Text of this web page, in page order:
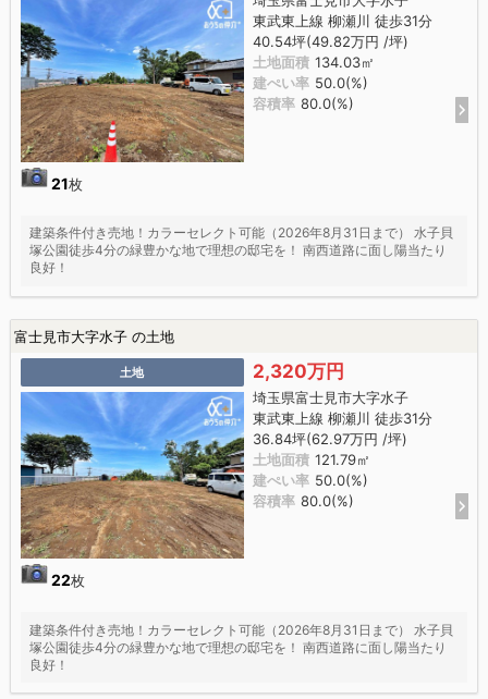
21枚
東武東上線 柳瀬川 徒歩31分
40.54坪(49.82万円 /坪)
土地面積 134.03㎡
建ぺい率 50.0(%)
容積率 80.0(%)
建築条件付き売地！カラーセレクト可能（2026年8月31日まで） 水子貝
塚公園徒歩4分の緑豊かな地で理想の邸宅を！ 南西道路に面し陽当たり
良好！
富士見市大字水子 の土地
土地
22枚
2,320万円
埼玉県富士見市大字水子
東武東上線 柳瀬川 徒歩31分
36.84坪(62.97万円 /坪)
土地面積 121.79㎡
建ぺい率 50.0(%)
容積率 80.0(%)
建築条件付き売地！カラーセレクト可能（2026年8月31日まで） 水子貝
塚公園徒歩4分の緑豊かな地で理想の邸宅を！ 南西道路に面し陽当たり
良好！